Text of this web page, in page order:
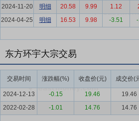
公平开放、企业行为规范等关键环节持续
回应了当前行业在气价传导、燃气安全、
碳中和起到积极促进作用。国家发改委《
气作为当前最现实、最可靠、最清洁的绿
遇。
要点6：区域市场占有率及先发优势
城镇
道燃气在同一供气区域内具有规模效应，
2024-11-20
明细 20.58 9.99 1.12
2024-04-25
明细 16.53 9.98 -3.51
东方环宇大宗交易
交易时间 涨跌幅(%) 收盘价(元) 成交价(
2024-12-13 -0.15 19.46 19.46
2022-02-28
-1.01 14.76 14.76